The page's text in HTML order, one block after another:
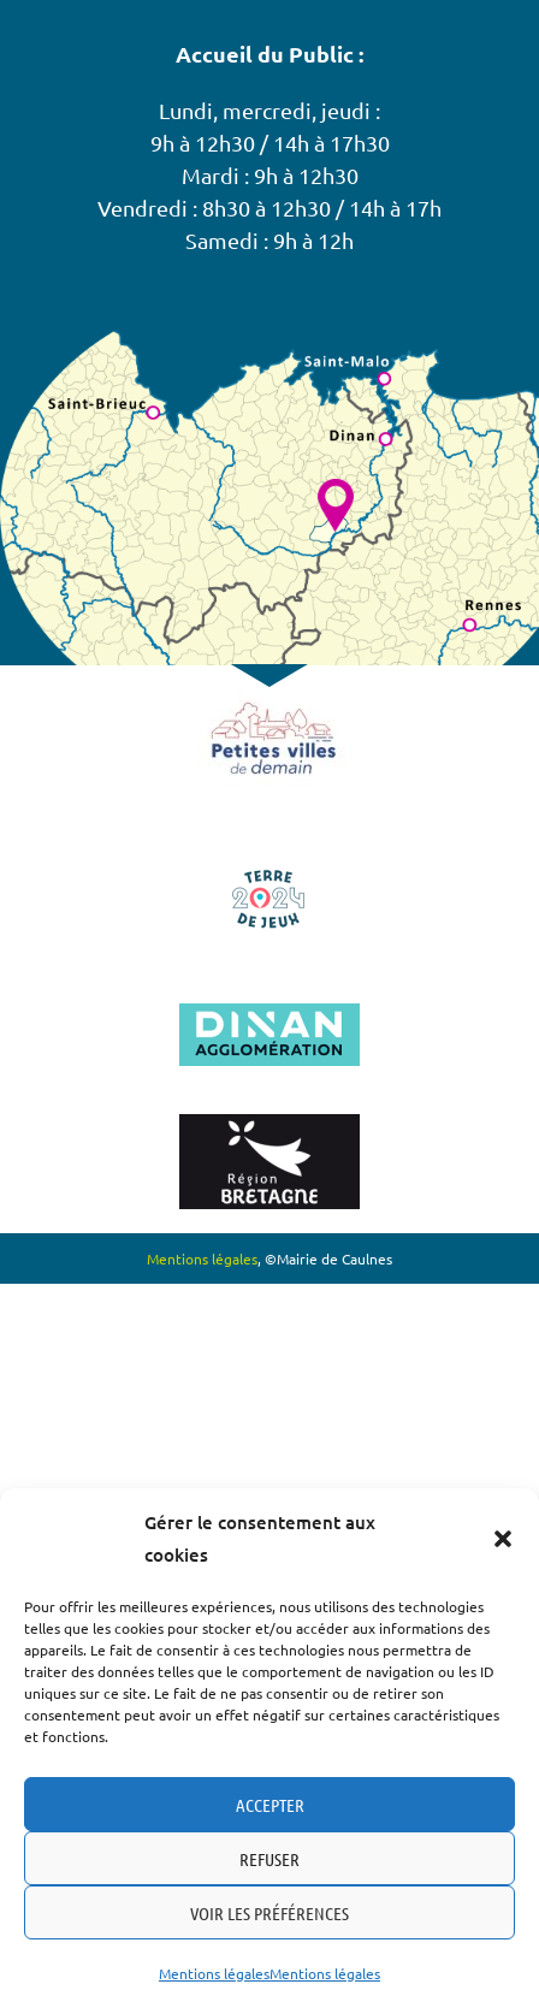
Gérer le consentement aux
cookies
Pour offrir les meilleures expériences, nous utilisons des technologies
telles que les cookies pour stocker et/ou accéder aux informations des
appareils. Le fait de consentir à ces technologies nous permettra de
traiter des données telles que le comportement de navigation ou les ID
uniques sur ce site. Le fait de ne pas consentir ou de retirer son
consentement peut avoir un effet négatif sur certaines caractéristiques
et fonctions.
ACCEPTER
REFUSER
VOIR LES PRÉFÉRENCES
Mentions légalesMentions légales
Accueil du Public :
Lundi, mercredi, jeudi :
9h à 12h30 / 14h à 17h30
Mardi : 9h à 12h30
Vendredi : 8h30 à 12h30 / 14h à 17h
Samedi : 9h à 12h
Mentions légales, ©Mairie de Caulnes